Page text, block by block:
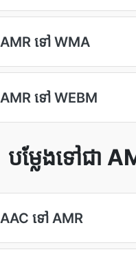
AMR ទៅ WMA
AMR ទៅ WEBM
បម្លែងទៅជា
AAC ទៅ AMR